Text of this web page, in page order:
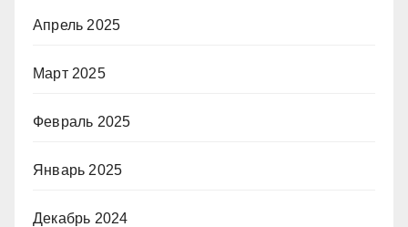
Апрель 2025
Март 2025
Февраль 2025
Январь 2025
Декабрь 2024